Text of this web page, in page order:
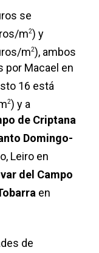
se
m2) y
m2), ambos
por Macael en
16 está
2) y a
de Criptana
Domingo-
Leiro en
del Campo
en
de